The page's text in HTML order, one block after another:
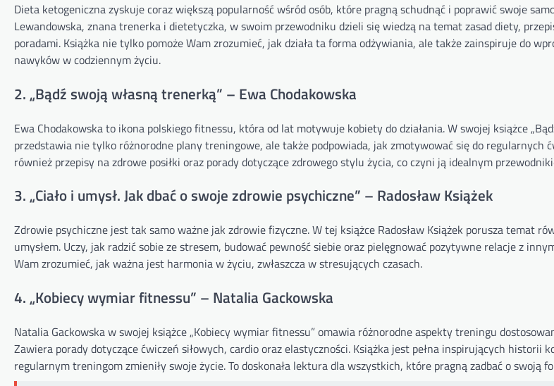
Dieta ketogeniczna zyskuje coraz większą popularność wśród osób, które pragną schudnąć i poprawić swoje
Lewandowska, znana trenerka i dietetyczka, w swoim przewodniku dzieli się wiedzą na temat zasad diety,
poradami. Książka nie tylko pomoże Wam zrozumieć, jak działa ta forma odżywiania, ale także zainspiruje do
nawyków w codziennym życiu.
2. „Bądź swoją własną trenerką” – Ewa Chodakowska
Ewa Chodakowska to ikona polskiego fitnessu, która od lat motywuje kobiety do działania. W swojej książce
przedstawia nie tylko różnorodne plany treningowe, ale także podpowiada, jak zmotywować się do regularnych
również przepisy na zdrowe posiłki oraz porady dotyczące zdrowego stylu życia, co czyni ją idealnym
3. „Ciało i umysł. Jak dbać o swoje zdrowie psychiczne” – Radosław Książek
Zdrowie psychiczne jest tak samo ważne jak zdrowie fizyczne. W tej książce Radosław Książek porusza temat
umysłem. Uczy, jak radzić sobie ze stresem, budować pewność siebie oraz pielęgnować pozytywne relacje z
Wam zrozumieć, jak ważna jest harmonia w życiu, zwłaszcza w stresujących czasach.
4. „Kobiecy wymiar fitnessu” – Natalia Gackowska
Natalia Gackowska w swojej książce „Kobiecy wymiar fitnessu” omawia różnorodne aspekty treningu
Zawiera porady dotyczące ćwiczeń siłowych, cardio oraz elastyczności. Książka jest pełna inspirujących historii
regularnym treningom zmieniły swoje życie. To doskonała lektura dla wszystkich, które pragną zadbać o swoją